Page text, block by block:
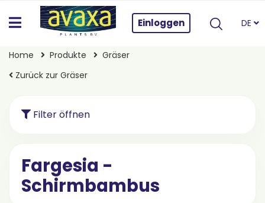
Einloggen DE
Home Produkte
Gräser
Zurück zur Gräser
Filter öffnen
Fargesia -
Schirmbambus